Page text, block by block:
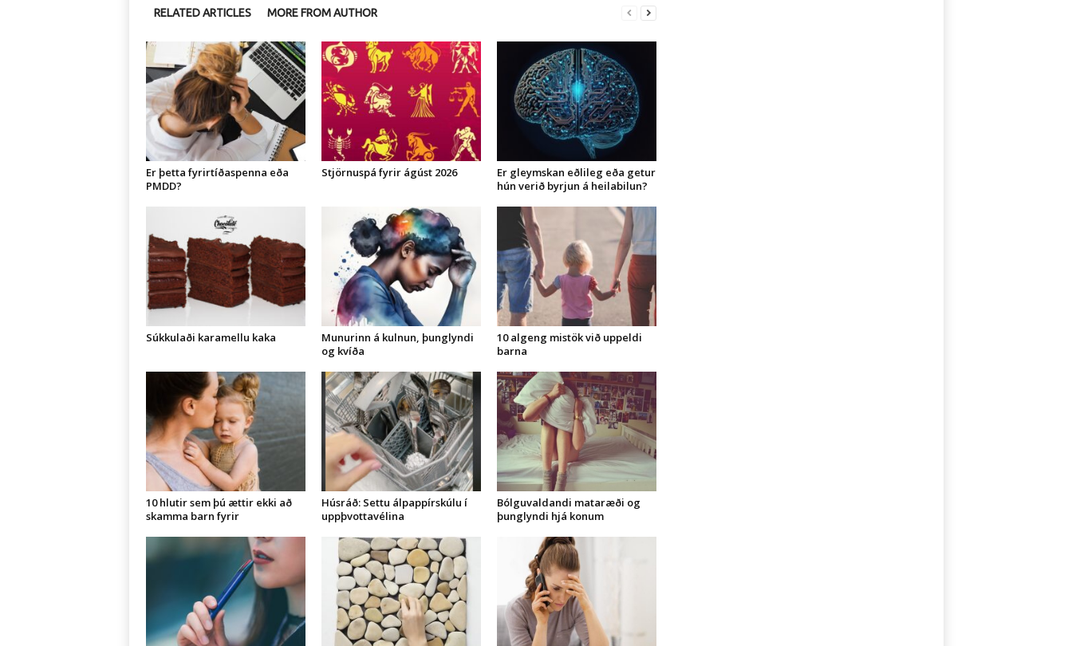
RELATED ARTICLES MORE FROM AUTHOR
Er þetta fyrirtíðaspenna eða
PMDD?
Stjörnuspá fyrir ágúst 2026
Er gleymskan eðlileg eða getur
hún verið byrjun á heilabilun?
Súkkulaði karamellu kaka
Munurinn á kulnun, þunglyndi
og kvíða
10 algeng mistök við uppeldi
barna
10 hlutir sem þú ættir ekki að
skamma barn fyrir
Húsráð: Settu álpappírskúlu í
uppþvottavélina
Bólguvaldandi mataræði og
þunglyndi hjá konum